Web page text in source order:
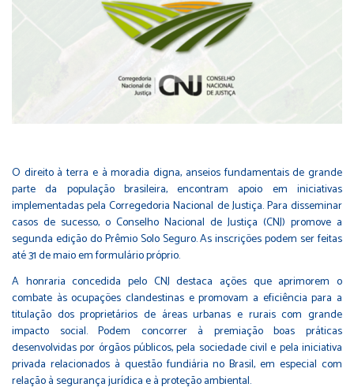
O direito à terra e à moradia digna, anseios fundamentais de grande
parte da população brasileira, encontram apoio em iniciativas
implementadas pela Corregedoria Nacional de Justiça. Para disseminar
casos de sucesso, o Conselho Nacional de Justiça (CNJ) promove a
segunda edição doPrêmio Solo Seguro. As inscrições podem ser feitas
até 31 de maio em formulário próprio.
A honraria concedida pelo CNJ destaca ações que aprimorem o
combate às ocupações clandestinas e promovam a eficiência para a
titulação dos proprietários de áreas urbanas e rurais com grande
impacto social. Podem concorrer à premiação boas práticas
desenvolvidas por órgãos públicos, pela sociedade civil e pela iniciativa
privada relacionados à questão fundiária no Brasil, em especial com
relação à segurança jurídica e à proteção ambiental.